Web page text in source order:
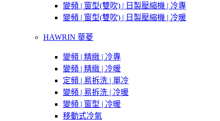
變頻 | 窗型(雙吹) | 日製壓縮機 | 冷專
變頻 | 窗型(雙吹) | 日製壓縮機 | 冷暖
HAWRIN 華菱
變頻 | 精緻 | 冷專
變頻 | 精緻 | 冷暖
定頻 | 易拆洗 | 單冷
變頻 | 易拆洗 | 冷暖
變頻 | 窗型 | 冷暖
移動式冷氣